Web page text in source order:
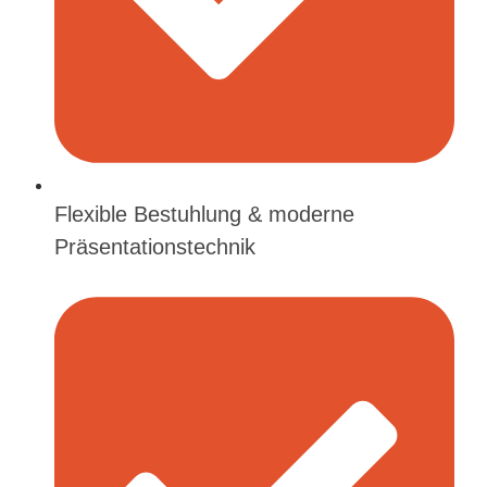
Flexible Bestuhlung & moderne
Präsentationstechnik